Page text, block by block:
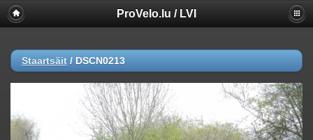
ProVelo.lu / LVI
Staartsäit / DSCN0213